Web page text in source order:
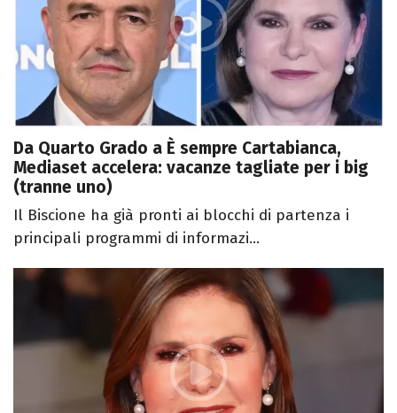
Da Quarto Grado a È sempre Cartabianca,
Mediaset accelera: vacanze tagliate per i big
(tranne uno)
Il Biscione ha già pronti ai blocchi di partenza i
principali programmi di informazi...